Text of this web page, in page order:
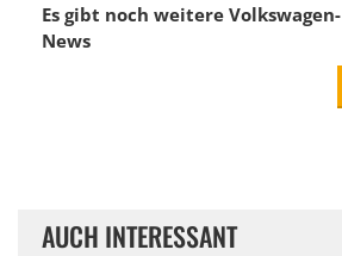
Es gibt noch weitere Volkswagen-
News
AUCH INTERESSANT